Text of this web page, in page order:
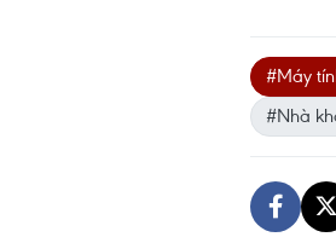
#Máy
#Nhà